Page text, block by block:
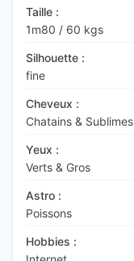
Taille :
1m80 / 60 kgs
Silhouette :
fine
Cheveux :
Chatains & Sublimes
Yeux :
Verts & Gros
Astro :
Poissons
Hobbies :